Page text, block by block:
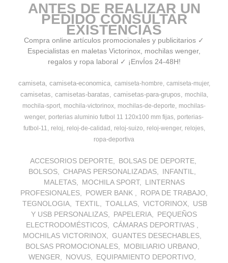
ANTES DE REALIZAR UN
PEDIDO CONSULTAR
EXISTENCIAS
Compra online artículos promocionales y publicitarios ✓
Especialistas en maletas Victorinox, mochilas wenger,
regalos y ropa laboral ✓ ¡EnvÍos 24-48H!
camiseta camiseta-economica camiseta-hombre camiseta-mujer
camisetas camisetas-baratas camisetas-para-grupos
mochila
mochila-sport mochila-victorinox mochilas-de-deporte
mochilas-
wenger porterias aluminio futbol 11 120x100 mm fijas porterias-
futbol-11
reloj reloj-de-calidad reloj-suizo reloj-wenger
relojes
ropa-deportiva
ACCESORIOS DEPORTE
BOLSAS DE DEPORTE
BOLSOS
CHAPAS PERSONALIZADAS
INFANTIL
MALETAS
MOCHILA SPORT
LINTERNAS
PROFESIONALES
POWER BANK
ROPA DE TRABAJO
TEGNOLOGIA
TEXTIL TOALLAS VICTORINOX
USB
Y USB PERSONALIZAS
PAPELERIA
PEQUEÑOS
ELECTRODOMÉSTICOS
CÁMARAS DEPORTIVAS
MOCHILAS VICTORINOX
GUANTES DESECHABLES
BOLSAS PROMOCIONALES
MOBILIARIO URBANO
WENGER
NOVUS
EQUIPAMIENTO DEPORTIVO